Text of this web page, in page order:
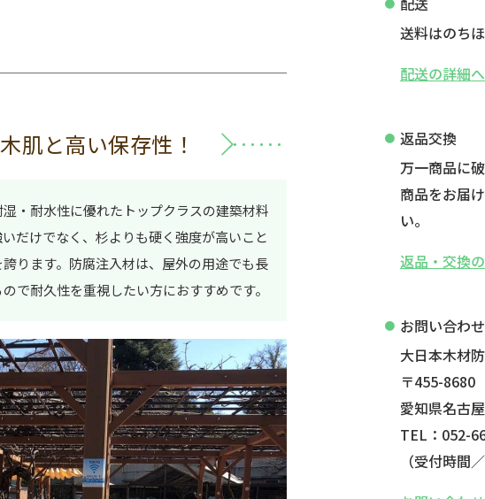
肌と高い保存性！
・耐水性に優れたトップクラスの建築材料
だけでなく、杉よりも硬く強度が高いこと
ります。防腐注入材は、屋外の用途でも長
で耐久性を重視したい方におすすめです。
送料はのち
配送の詳細へ
返品交換
万一商品に
商品をお届
い。
返品・交換
お問い合わせ
大日本木材
〒455-8680
愛知県名古
TEL：052-
（受付時間